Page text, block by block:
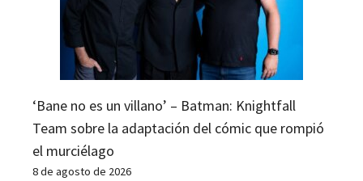
‘Bane no es un villano’ – Batman: Knightfall
Team sobre la adaptación del cómic que rompió
el murciélago
8 de agosto de 2026